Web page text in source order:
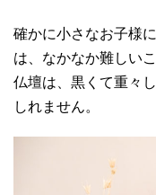
確かに小さなお子様
は、なかなか難しい
仏壇は、黒くて重々
しれません。